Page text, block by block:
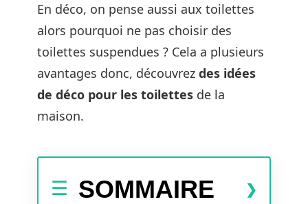
En déco, on pense aussi aux toilettes
alors pourquoi ne pas choisir des
toilettes suspendues ? Cela a plusieurs
avantages donc, découvrez des idées
de déco pour les toilettes de la
maison.
SOMMAIRE